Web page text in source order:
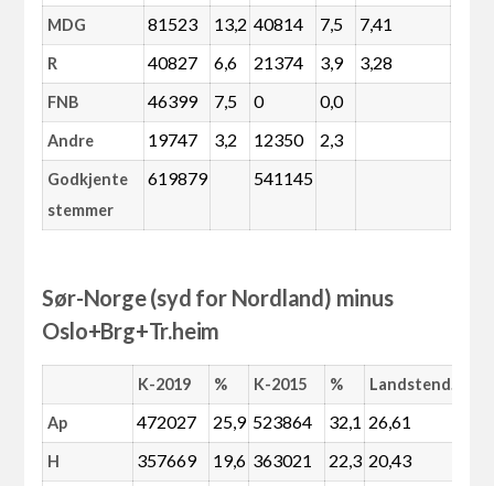
MDG 81523 13,2 40814 7,5 7,41
R 40827 6,6 21374 3,9 3,28
FNB 46399 7,5 0 0,0
Andre 19747 3,2 12350 2,3
Godkjente
stemmer
619879 541145
Sør-Norge (syd for Nordland) minus
Oslo+Brg+Tr.heim
K-2019 % K-2015 % Landstend.
Ap 472027 25,9 523864 32,1 26,61
H 357669 19,6 363021 22,3 20,43